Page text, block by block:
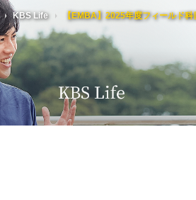
KBS Life 【EMBA】2025年度フィールド科